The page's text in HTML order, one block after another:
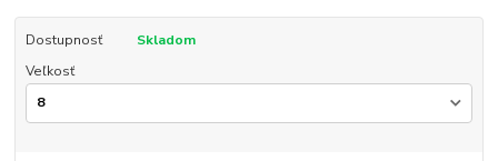
Dostupnosť
Skladom
Veľkosť